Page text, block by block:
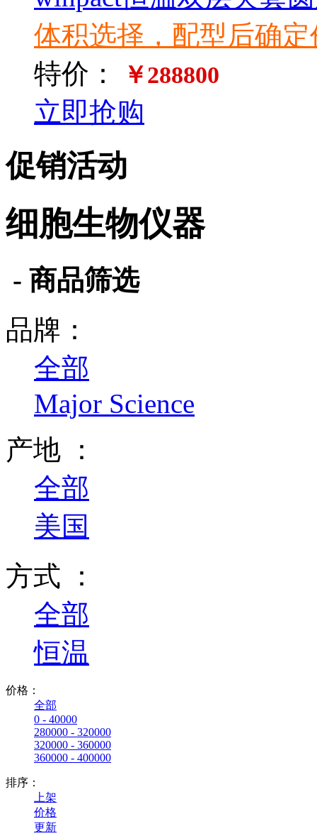
体积选择，配型后确定
特价：
￥288800
立即抢购
促销活动
细胞生物仪器
- 商品筛选
品牌：
全部
Major Science
产地 ：
全部
美国
方式 ：
全部
恒温
价格：
全部
0 - 40000
280000 - 320000
320000 - 360000
360000 - 400000
排序：
上架
价格
更新